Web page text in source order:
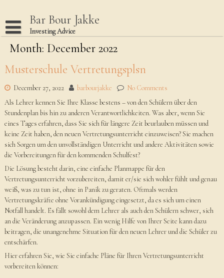
content
Bar Bour Jakke
Investing Advice
Home
Terms Of Use
Privacy Policy
Dmca Notice
Disclaimer
Month: December 2022
Musterschule Vertretungsplsn
December 27, 2022 barbourjakke
No Comments
Als Lehrer kennen Sie Ihre Klasse bestens – von den Schülern über den
Stundenplan bis hin zu anderen Verantwortlichkeiten. Was aber, wenn Sie
eines Tages erfahren, dass Sie sich für längere Zeit beurlauben müssen und
keine Zeit haben, den neuen Vertretungsunterricht einzuweisen? Sie machen
sich Sorgen um den unvollständigen Unterricht und andere Aktivitäten sowie
die Vorbereitungen für den kommenden Schulfest?
Die Lösung besteht darin, eine einfache Planmappe für den
Vertretungsunterricht vorzubereiten, damit er/sie sich wohler fühlt und genau
weiß, was zu tun ist, ohne in Panik zu geraten. Oftmals werden
Vertretungskräfte ohne Vorankündigung eingesetzt, da es sich um einen
Notfall handelt. Es fällt sowohl dem Lehrer als auch den Schülern schwer, sich
an die Veränderung anzupassen. Ein wenig Hilfe von Ihrer Seite kann dazu
beitragen, die unangenehme Situation für den neuen Lehrer und die Schüler zu
entschärfen.
Hier erfahren Sie, wie Sie einfache Pläne für Ihren Vertretungsunterricht
vorbereiten können: